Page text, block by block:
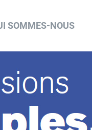
SOMMES-NOUS